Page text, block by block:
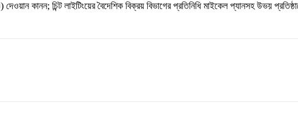
দেওয়ান কানন; চিন্ট লাইটিংয়ের বৈদেশিক বিক্রয় বিভাগের প্রতিনিধি মাইকেল প্যানসহ উভয়